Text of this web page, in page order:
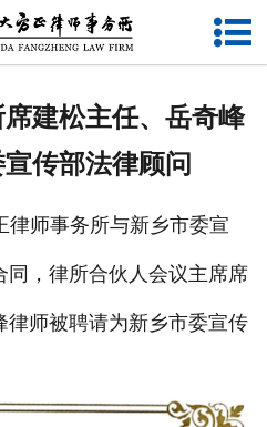
网站首页
党建专题
建松主任、岳奇峰
传部法律顾问
律师事务所与新乡市委宣
，律所合伙人会议主席席
师被聘请为新乡市委宣传